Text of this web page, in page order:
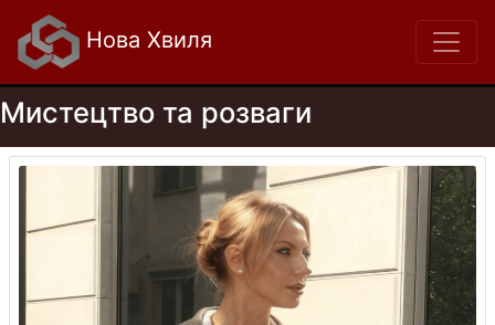
Нова Хвиля
Мистецтво та розваги